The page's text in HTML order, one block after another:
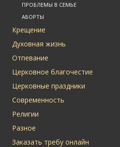
ПРОБЛЕМЫ В СЕМЬЕ
АБОРТЫ
Крещение
Духовная жизнь
Отпевание
Церковное благочестие
Церковные праздники
Современность
Религии
Разное
Заказать требу онлайн